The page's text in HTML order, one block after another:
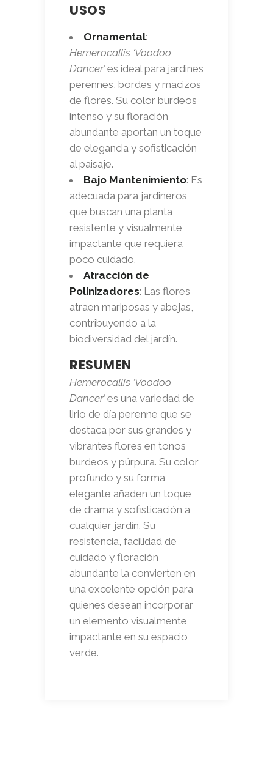
USOS
Ornamental:
Hemerocallis ‘Voodoo
Dancer’es ideal para jardines
perennes, bordes y macizos
de flores. Su color burdeos
intenso y su floración
abundante aportan un toque
de elegancia y sofisticación
al paisaje.
Bajo Mantenimiento: Es
adecuada para jardineros
que buscan una planta
resistente y visualmente
impactante que requiera
poco cuidado.
Atracción de
Polinizadores: Las flores
atraen mariposas y abejas,
contribuyendo a la
biodiversidad del jardín.
RESUMEN
Hemerocallis ‘Voodoo
Dancer’es una variedad de
lirio de día perenne que se
destaca por sus grandes y
vibrantes flores en tonos
burdeos y púrpura. Su color
profundo y su forma
elegante añaden un toque
de drama y sofisticación a
cualquier jardín. Su
resistencia, facilidad de
cuidado y floración
abundante la convierten en
una excelente opción para
quienes desean incorporar
un elemento visualmente
impactante en su espacio
verde.